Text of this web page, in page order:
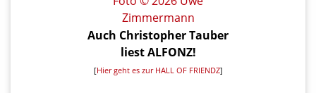
Auch Christopher Tauber
liest ALFONZ!
[Hier geht es zur HALL OF FRIENDZ]